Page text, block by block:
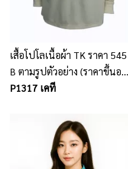
เสื้อโปโลเนื้อผ้า TK ราคา 545
B ตามรูปตัวอย่าง (ราคาขึ้นอยู่
กับจำนวน ขนาดรูปแบบการปัก
P1317 เคที